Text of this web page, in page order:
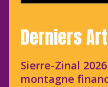
Derniers
Sierre-Zinal
montagne